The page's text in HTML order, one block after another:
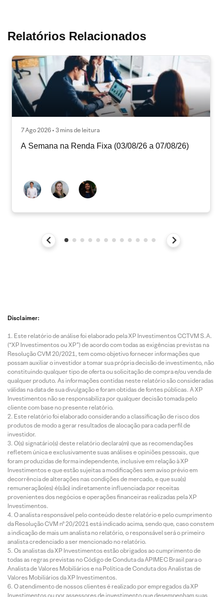
Relatórios Relacionados
7 Ago 2026 • 3 mins de leitura
A Semana na Renda Fixa (03/08/26 a 07/08/26)
Disclaimer:
Este relatório de análise foi elaborado pela XP Investimentos CCTVM S.A.
(“XP Investimentos ou XP”) de acordo com todas as exigências previstas na
Resolução CVM 20/2021, tem como objetivo fornecer informações que
possam auxiliar o investidor a tomar sua própria decisão de investimento, não
constituindo qualquer tipo de oferta ou solicitação de compra e/ou venda de
qualquer produto. As informações contidas neste relatório são consideradas
válidas na data de sua divulgação e foram obtidas de fontes públicas. A XP
Investimentos não se responsabiliza por qualquer decisão tomada pelo
cliente com base no presente relatório.
Este relatório foi elaborado considerando a classificação de risco dos
produtos de modo a gerar resultados de alocação para cada perfil de
investidor.
O(s) signatário(s) deste relatório declara(m) que as recomendações
refletem única e exclusivamente suas análises e opiniões pessoais, que
foram produzidas de forma independente, inclusive em relação à XP
Investimentos e que estão sujeitas a modificações sem aviso prévio em
decorrência de alterações nas condições de mercado, e que sua(s)
remuneração(es) é(são) indiretamente influenciada por receitas
provenientes dos negócios e operações financeiras realizadas pela XP
Investimentos.
O analista responsável pelo conteúdo deste relatório e pelo cumprimento
da Resolução CVM nº 20/2021 está indicado acima, sendo que, caso constem
a indicação de mais um analista no relatório, o responsável será o primeiro
analista credenciado a ser mencionado no relatório.
Os analistas da XP Investimentos estão obrigados ao cumprimento de
todas as regras previstas no Código de Conduta da APIMEC Brasil para o
Analista de Valores Mobiliários e na Política de Conduta dos Analistas de
Valores Mobiliários da XP Investimentos.
O atendimento de nossos clientes é realizado por empregados da XP
Investimentos ou por assessores de investimento que desempenham suas